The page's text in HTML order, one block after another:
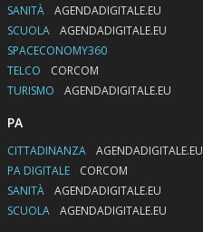
SANITÀ
AGENDADIGITALE.EU
SCUOLA
AGENDADIGITALE.EU
SPACECONOMY360
TELCO
CORCOM
TURISMO
AGENDADIGITALE.EU
PA
CITTADINANZA
AGENDADIGITALE.EU
PA DIGITALE
CORCOM
SANITÀ
AGENDADIGITALE.EU
SCUOLA
AGENDADIGITALE.EU